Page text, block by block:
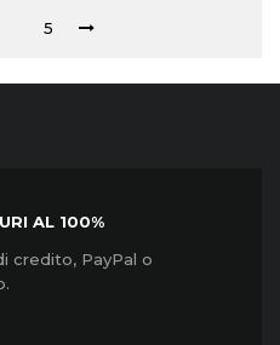
5
AL 100%
credito, PayPal o